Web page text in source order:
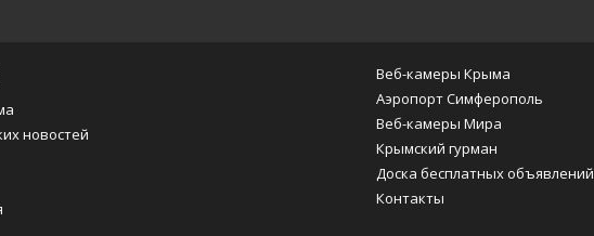
новостей
Веб-камеры Крыма
Аэропорт Симферополь
Веб-камеры Мира
Крымский гурман
Доска бесплатных объявлений
Контакты